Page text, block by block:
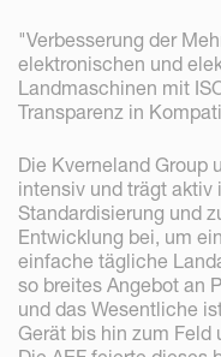
"Verbesserung der
elektronischen und
Landmaschinen mit
Transparenz in
Die Kverneland Group
intensiv und trägt aktiv
Standardisierung und
Entwicklung bei, um
einfache tägliche
so breites Angebot an
und das Wesentliche
Gerät bis hin zum Feld